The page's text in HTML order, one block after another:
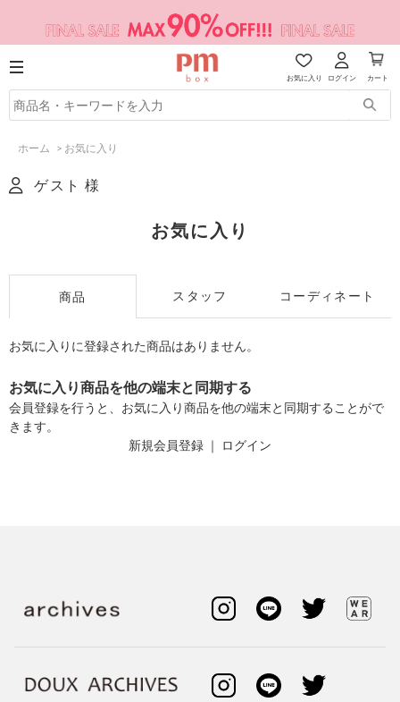
お気に入り ログイン カート
ホーム > お気に入り
ゲスト 様
お気に入り
商品 スタッフ コーディネート
お気に入りに登録された商品はありません。
お気に入り商品を他の端末と同期する
会員登録を行うと、お気に入り商品を他の端末と同期することがで
きます。
新規会員登録 ｜ ログイン